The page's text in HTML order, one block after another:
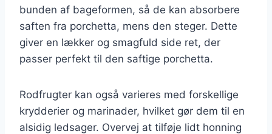
bunden af bageformen, så de kan absorbere
saften fra porchetta, mens den steger. Dette
giver en lækker og smagfuld side ret, der
passer perfekt til den saftige porchetta.
Rodfrugter kan også varieres med forskellige
krydderier og marinader, hvilket gør dem til en
alsidig ledsager. Overvej at tilføje lidt honning